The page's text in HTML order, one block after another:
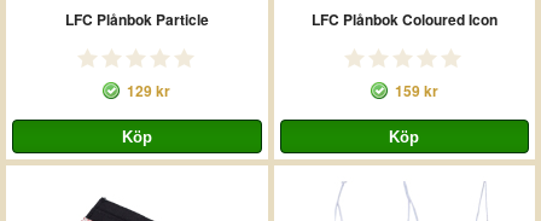
LFC Plånbok Particle
129 kr
LFC Plånbok Coloured Icon
159 kr